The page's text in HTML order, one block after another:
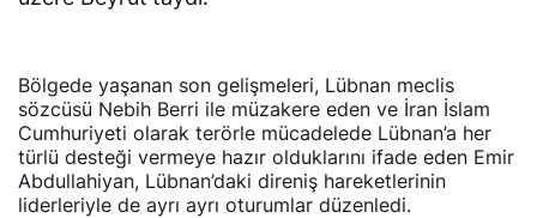
Bölgede yaşanan son gelişmeleri, Lübnan meclis
sözcüsü Nebih Berri ile müzakere eden ve İran İslam
Cumhuriyeti olarak terörle mücadelede Lübnan’a her
türlü desteği vermeye hazır olduklarını ifade eden Emir
Abdullahiyan, Lübnan’daki direniş hareketlerinin
liderleriyle de ayrı ayrı oturumlar düzenledi.